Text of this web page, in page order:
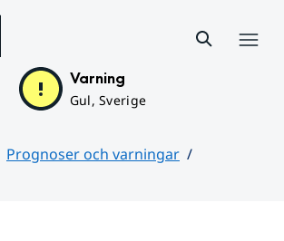
Varning
Gul, Sverige
Prognoser och varningar